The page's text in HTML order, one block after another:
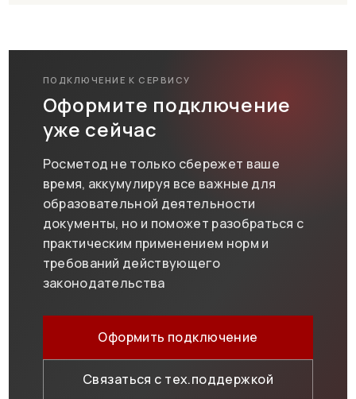
ПОДКЛЮЧЕНИЕ К СЕРВИСУ
Оформите подключение
уже сейчас
Росметод не только сбережет ваше
время, аккумулируя все важные для
образовательной деятельности
документы, но и поможет разобраться с
практическим применением норм и
требований действующего
законодательства
Оформить подключение
Связаться с тех.поддержкой